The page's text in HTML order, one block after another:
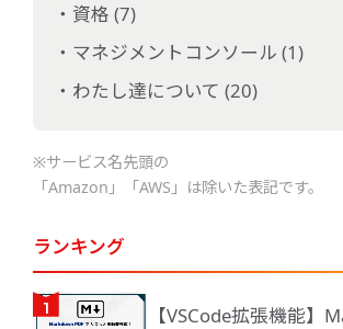
資格 (7)
マネジメントコンソール (1)
わたし達について (20)
※サービス名先頭の
「Amazon」「AWS」は除いた表記です。
ランキング
【VSCode拡張機能】